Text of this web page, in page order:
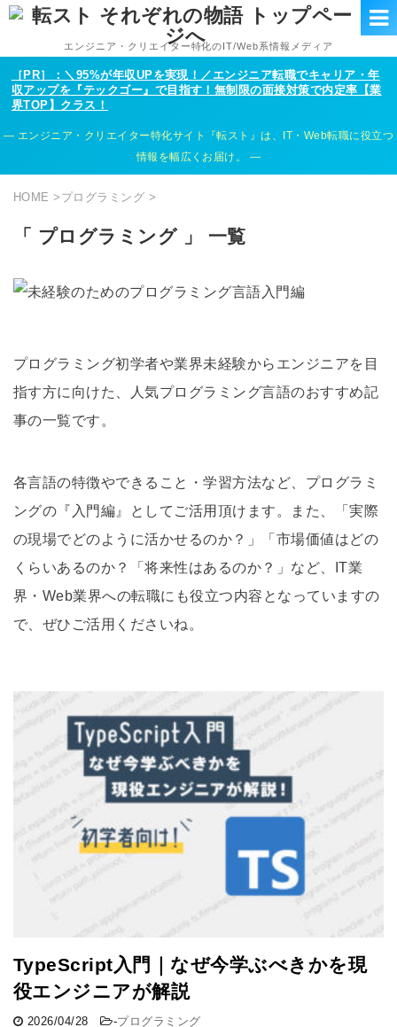
エンジニア・クリエイター特化のIT/Web系情報メディア
［PR］：＼95%が年収UPを実現！／エンジニア転職でキャリア・年
収アップを『テックゴー』で目指す！無制限の面接対策で内定率【業
界TOP】クラス！
エンジニア・クリエイター特化サイト『転スト』は、IT・Web転職に役立つ
情報を幅広くお届け。
HOME > プログラミング >
「 プログラミング 」 一覧
プログラミング初学者や業界未経験からエンジニアを目
指す方に向けた、人気プログラミング言語のおすすめ記
事の一覧です。
各言語の特徴やできること・学習方法など、プログラミ
ングの『入門編』としてご活用頂けます。また、「実際
の現場でどのように活かせるのか？」「市場価値はどの
くらいあるのか？「将来性はあるのか？」など、IT業
界・Web業界への転職にも役立つ内容となっていますの
で、ぜひご活用くださいね。
TypeScript入門｜なぜ今学ぶべきかを現
役エンジニアが解説
2026/04/28 -プログラミング